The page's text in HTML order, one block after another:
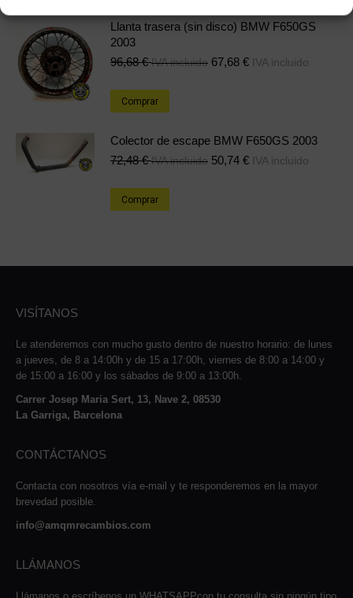
Llanta trasera (sin disco) BMW F650GS
2003
96,68€ IVA incluido 67,68 € IVA incluido
Comprar
Colector de escape BMW F650GS 2003
72,48€ IVA incluido 50,74 € IVA incluido
Comprar
VISÍTANOS
Le atenderemos con mucho gusto dentro de nuestro horario: de lunes
a jueves, de 8 a 14:00h y de 15 a 17:00h, viernes de 8:00 a 14:00 y
de 15:00 a 16:00 y los sábados de 9:00 a 13:00h.
Carrer Josep Maria Sert, 13, Nave 2, 08530
La Garriga, Barcelona
CONTÁCTANOS
Contacta con nosotros vía e-mail y te responderemos en la mayor
brevedad posible.
info@amqmrecambios.com
LLÁMANOS